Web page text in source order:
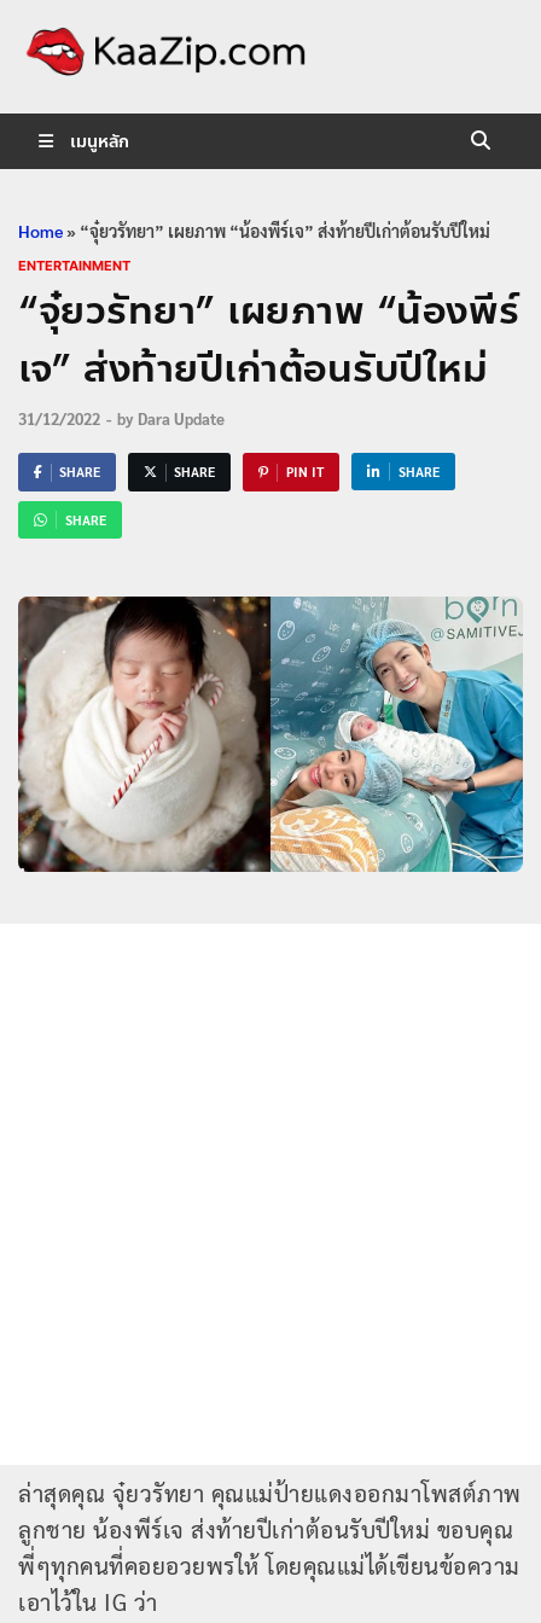
เมนูหลัก
Home» “จุ๋ยวรัทยา” เผยภาพ “น้องพีร์เจ” ส่งท้ายปีเก่าต้อนรับปีใหม่
ENTERTAINMENT
“จุ๋ยวรัทยา” เผยภาพ “น้องพีร์
เจ” ส่งท้ายปีเก่าต้อนรับปีใหม่
31/12/2022 - by Dara Update
SHARE SHARE PIN IT SHARE
SHARE
ล่าสุดคุณ จุ๋ยวรัทยา คุณแม่ป้ายแดงออกมาโพสต์ภาพ
ลูกชาย น้องพีร์เจ ส่งท้ายปีเก่าต้อนรับปีใหม่ ขอบคุณ
พี่ๆทุกคนที่คอยอวยพรให้ โดยคุณแม่ได้เขียนข้อความ
เอาไว้ใน IG ว่า